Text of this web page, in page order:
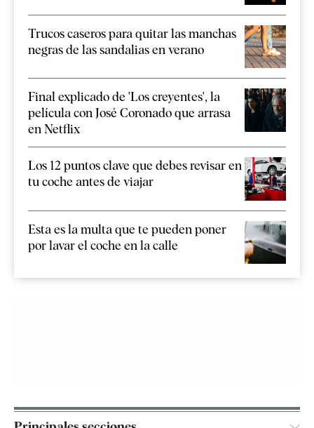
Trucos caseros para quitar las manchas
negras de las sandalias en verano
Final explicado de 'Los creyentes', la
película con José Coronado que arrasa
en Netflix
Los 12 puntos clave que debes revisar en
tu coche antes de viajar
Esta es la multa que te pueden poner
por lavar el coche en la calle